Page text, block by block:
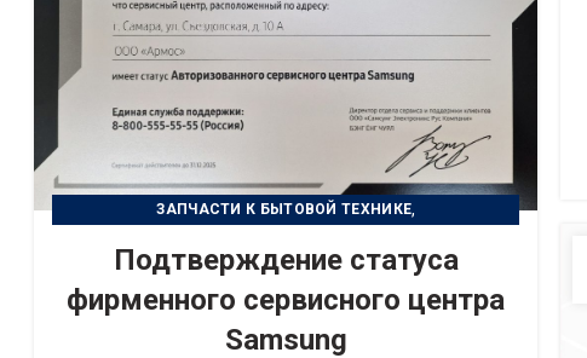
ЗАПЧАСТИ К БЫТОВОЙ ТЕХНИКЕ,
РЕМОНТ ЦИФРОВОЙ ТЕХНИКИ
Подтверждение статуса
фирменного сервисного центра
Samsung